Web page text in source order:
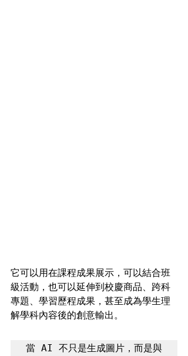
它可以用在課程成果展示，可以結合班
級活動，也可以延伸到校慶商品、跨科
專題、學習歷程成果，甚至成為學生理
解學科內容後的創意輸出。
當 AI 不只是生成圖片，而是與